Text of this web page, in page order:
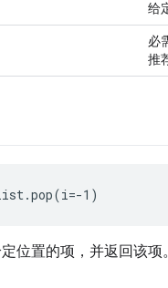
给
必
推
list.pop(i=-1)
位置的项，并返回该项